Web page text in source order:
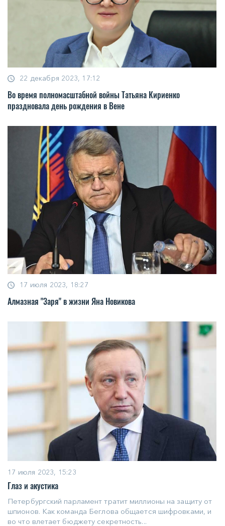
22 декабря 2023, 17:12
Во время полномасштабной войны Татьяна Кириенко
праздновала день рождения в Вене
17 июля 2023, 18:27
Алмазная "Заря" в жизни Яна Новикова
17 июля 2023, 15:23
Глаз и акустика
Петербургский парламент тратит миллионы на защиту от
шпионов. Как команда Беглова общается шифровками, и
во что влетает бюджету секретность...